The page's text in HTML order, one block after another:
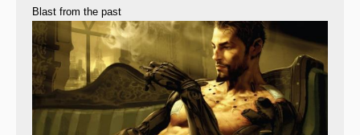
Blast from the past